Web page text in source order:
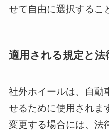
せて自由に選択するこ
適用される規定と法
社外ホイールは、自動
せるために使用されま
変更する場合には、法